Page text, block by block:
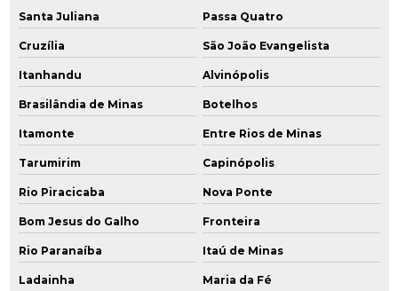
Santa Juliana Passa Quatro
Cruzília São João Evangelista
Itanhandu Alvinópolis
Brasilândia de Minas Botelhos
Itamonte Entre Rios de Minas
Tarumirim Capinópolis
Rio Piracicaba Nova Ponte
Bom Jesus do Galho Fronteira
Rio Paranaíba Itaú de Minas
Ladainha Maria da Fé